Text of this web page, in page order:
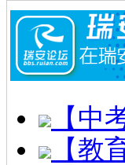
【中
【教